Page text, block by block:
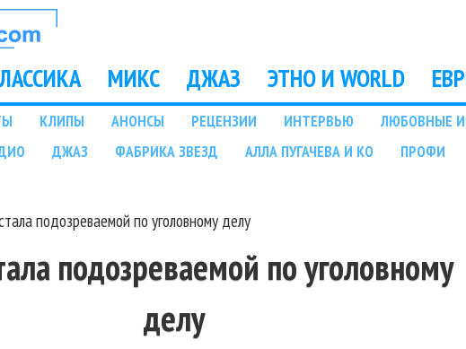
МИКС ДЖАЗ ЭТНО И WORLD
КЛИПЫ АНОНСЫ РЕЦЕНЗИИ ИНТЕРВЬЮ ЛЮБОВНЫЕ
ДЖАЗ ФАБРИКА ЗВЕЗД АЛЛА ПУГАЧЕВА И КО ПРОФИ
подозреваемой по уголовному делу
подозреваемой по уголовному
делу